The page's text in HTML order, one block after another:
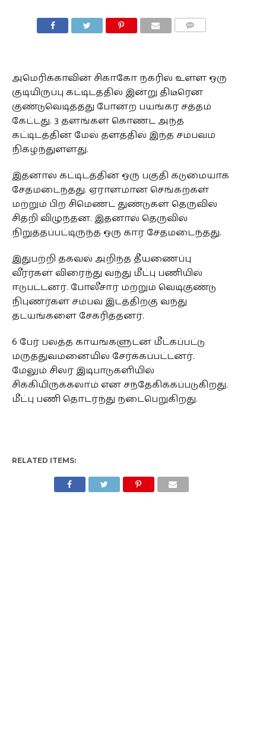
அமெரிக்காவின் சிகாகோ நகரில் உள்ள ஒரு
குடியிருப்பு கட்டிடத்தில் இன்று திடீரென
குண்டுவெடித்தது போன்ற பயங்கர சத்தம்
கேட்டது. 3 தளங்கள் கொண்ட அந்த
கட்டிடத்தின் மேல் தளத்தில் இந்த சம்பவம்
நிகழ்ந்துள்ளது.
இதனால் கட்டிடத்தின் ஒரு பகுதி கடுமையாக
சேதமடைந்தது. ஏராளமான செங்கற்கள்
மற்றும் பிற சிமெண்ட் துண்டுகள் தெருவில்
சிதறி விழுந்தன. இதனால் தெருவில்
நிறுத்தப்பட்டிருந்த ஒரு கார் சேதமடைந்தது.
இதுபற்றி தகவல் அறிந்த தீயணைப்பு
வீரர்கள் விரைந்து வந்து மீட்பு பணியில்
ஈடுபட்டனர். போலீசார் மற்றும் வெடிகுண்டு
நிபுணர்கள் சம்பவ இடத்திற்கு வந்து
தடயங்களை சேகரித்தனர்.
6 பேர் பலத்த காயங்களுடன் மீட்கப்பட்டு
மருத்துவமனையில் சேர்க்கப்பட்டனர்.
மேலும் சிலர் இடிபாடுகளியில்
சிக்கியிருக்கலாம் என சந்தேகிக்கப்படுகிறது.
மீட்பு பணி தொடர்ந்து நடைபெறுகிறது.
RELATED ITEMS: